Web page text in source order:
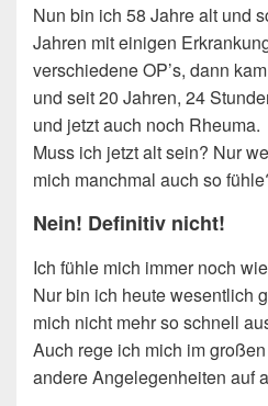
Nun bin ich 58 Jahre alt und
Jahren mit einigen
verschiedene OP’s, dann
und seit 20 Jahren, 24
und jetzt auch noch Rheuma.
Muss ich jetzt alt sein? Nur
mich manchmal auch so
Nein! Definitiv nicht!
Ich fühle mich immer noch
Nur bin ich heute wesentlich
mich nicht mehr so schnell
Auch rege ich mich im
andere Angelegenheiten auf